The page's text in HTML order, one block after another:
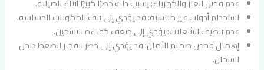
عدم فصل الغاز والكهرباء: يسبب ذلك خطرًا كبيرًا أثناء الصيانة.
استخدام أدوات غير مناسبة: قد يؤدي إلى تلف المكونات الحساسة.
عدم تنظيف الشعلات: يؤدي إلى ضعف كفاءة التسخين.
إهمال فحص صمام الأمان: قد يؤدي إلى خطر انفجار الضغط داخل
السخان.